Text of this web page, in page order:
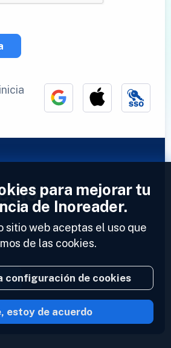
cuenta?Introduce tu perfil y
ahora.
© Inoreader
para mejorar tu
de Inoreader.
sitio web aceptas el uso que
de las cookies.
configuración de cookies
estoy de acuerdo